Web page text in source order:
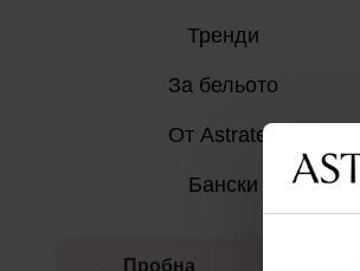
Тренди
За бельото
От Astratex
Бански
Пробна